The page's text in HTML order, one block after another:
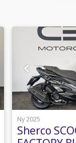
1
Ny 2025
Sherco